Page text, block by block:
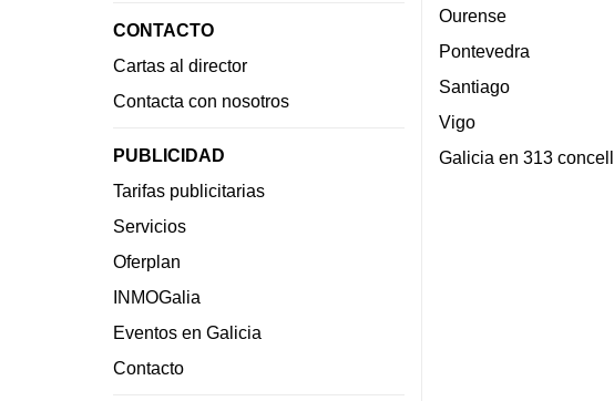
CONTACTO
Cartas al director
Contacta con nosotros
PUBLICIDAD
Tarifas publicitarias
Servicios
Oferplan
INMOGalia
Eventos en Galicia
Contacto
Ourense
Pontevedra
Santiago
Vigo
Galicia en 313